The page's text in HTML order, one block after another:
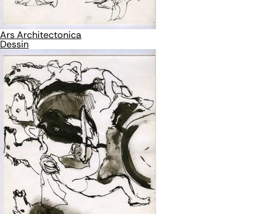
Ars Architectonica
Dessin